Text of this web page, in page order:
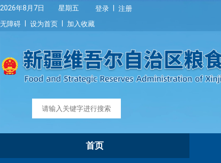
2026年8月7日 星期五 登录
注册
无障碍
设为首页 加入收藏
首页